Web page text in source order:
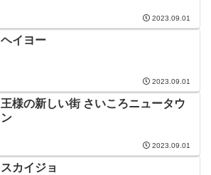
2023.09.01
ヘイヨー
2023.09.01
王様の新しい街 さいころニュータウ
ン
2023.09.01
スカイジョ